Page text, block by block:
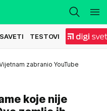
SAVETI TESTOVI
zabranio YouTube
koje nije